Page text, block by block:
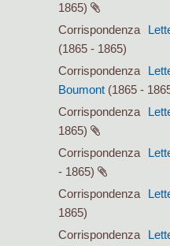
1865)
Corrispondenza
(1865 - 1865)
Corrispondenza
Boumont (1865 -
Corrispondenza
1865)
Corrispondenza
- 1865)
Corrispondenza
1865)
Corrispondenza